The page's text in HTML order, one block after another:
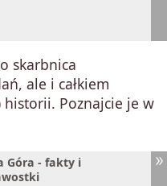
skarbnica
ale i całkiem
historii. Poznajcie je w
Góra - fakty i